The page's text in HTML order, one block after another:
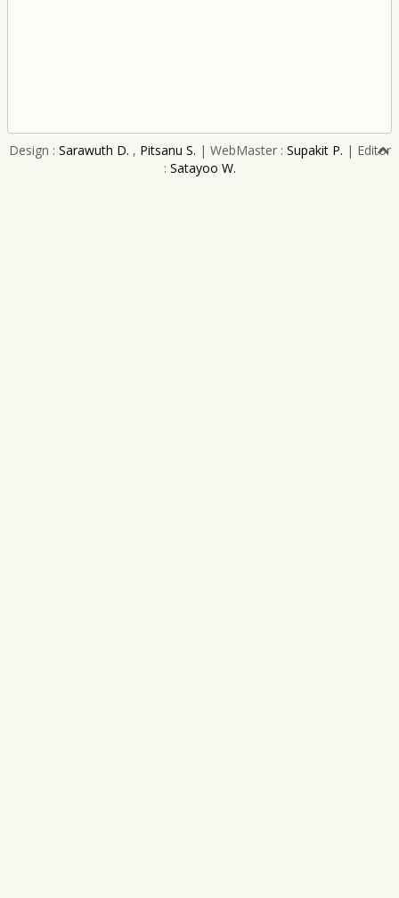
Design : Sarawuth D. , Pitsanu S. | WebMaster : Supakit P. | Editor
: Satayoo W.